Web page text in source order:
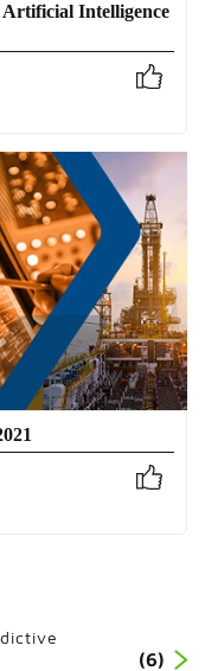
Intelligence
(6)